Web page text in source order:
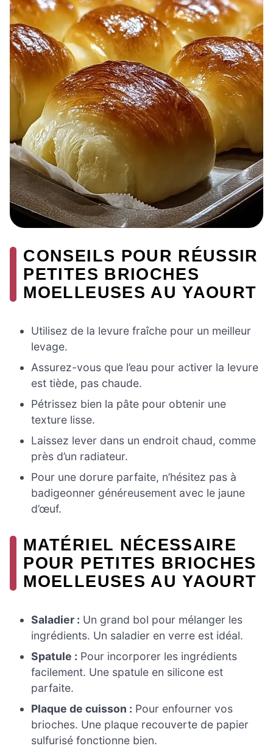
CONSEILS POUR RÉUSSIR
PETITES BRIOCHES
MOELLEUSES AU YAOURT
Utilisez de la levure fraîche pour un meilleur
levage.
Assurez-vous que l’eau pour activer la levure
est tiède, pas chaude.
Pétrissez bien la pâte pour obtenir une
texture lisse.
Laissez lever dans un endroit chaud, comme
près d’un radiateur.
Pour une dorure parfaite, n’hésitez pas à
badigeonner généreusement avec le jaune
d’œuf.
MATÉRIEL NÉCESSAIRE
POUR PETITES BRIOCHES
MOELLEUSES AU YAOURT
Saladier : Un grand bol pour mélanger les
ingrédients. Un saladier en verre est idéal.
Spatule : Pour incorporer les ingrédients
facilement. Une spatule en silicone est
parfaite.
Plaque de cuisson : Pour enfourner vos
brioches. Une plaque recouverte de papier
sulfurisé fonctionne bien.